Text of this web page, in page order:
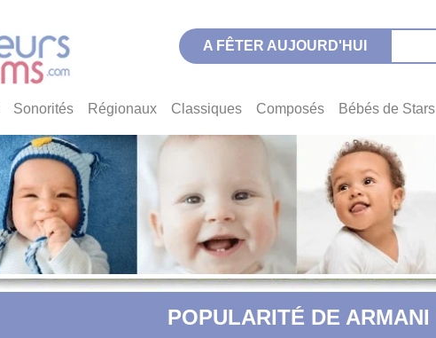
A FÊTER AUJOURD'HUI
Sonorités Régionaux Classiques Composés Bébés de Stars
POPULARITÉ DE ARMANI